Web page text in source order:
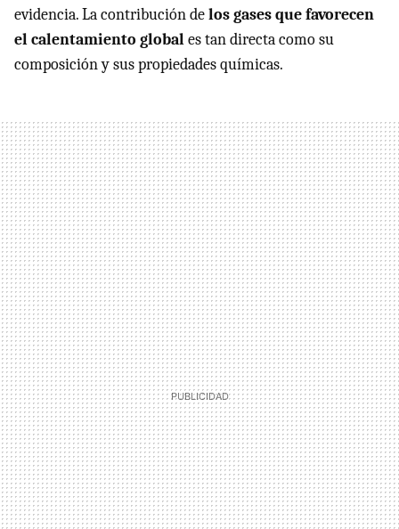
evidencia. La contribución delos gases que favorecen
el calentamiento globales tan directa como su
composición y sus propiedades químicas.